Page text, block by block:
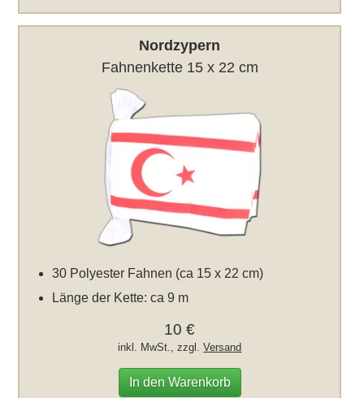
Nordzypern
Fahnenkette 15 x 22 cm
30 Polyester Fahnen (ca 15 x 22 cm)
Länge der Kette: ca 9 m
10 €
inkl. MwSt., zzgl.Versand
In den Warenkorb